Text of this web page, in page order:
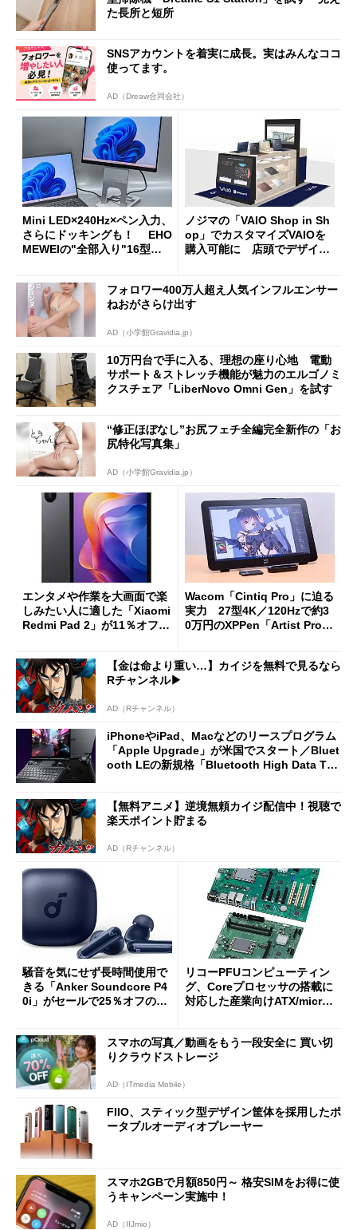
た長所と短所
SNSアカウントを着実に成長。実はみんなココ
使ってます。
AD（Dreaw合同会社）
Mini LED×240Hz×ペン入力、
さらにドッキングも！ EHO
MEWEIの"全部入り"16型モ
ノジマの「VAIO Shop in Sh
op」でカスタマイズVAIOを
購入可能に 店頭でデザイン
フォロワー400万人超え人気インフルエンサー
ねおがさらけ出す
AD（小学館Gravidia.jp）
10万円台で手に入る、理想の座り心地 電動
サポート＆ストレッチ機能が魅力のエルゴノミ
クスチェア「LiberNovo Omni Gen」を試す
“修正ほぼなし”お尻フェチ全編完全新作の「お
尻特化写真集」
AD（小学館Gravidia.jp）
エンタメや作業を大画面で楽
しみたい人に適した「Xiaomi
Redmi Pad 2」が11％オフの
Wacom「Cintiq Pro」に迫る
実力 27型4K／120Hzで約3
0万円のXPPen「Artist Pro 2
【金は命より重い…】カイジを無料で見るなら
Rチャンネル▶︎
AD（Rチャンネル）
iPhoneやiPad、Macなどのリースプログラム
「Apple Upgrade」が米国でスタート／Bluet
ooth LEの新規格「Bluetooth High Data Thr
【無料アニメ】逆境無頼カイジ配信中！視聴で
楽天ポイント貯まる
AD（Rチャンネル）
騒音を気にせず長時間使用で
きる「Anker Soundcore P4
0i」がセールで25％オフの59
リコーPFUコンピューティン
グ、Coreプロセッサの搭載に
対応した産業向けATX/micro
スマホの写真／動画をもう一段安全に 買い切
りクラウドストレージ
AD（ITmedia Mobile）
FIIO、スティック型デザイン筐体を採用したポ
ータブルオーディオプレーヤー
スマホ2GBで月額850円～ 格安SIMをお得に使
うキャンペーン実施中！
AD（IIJmio）